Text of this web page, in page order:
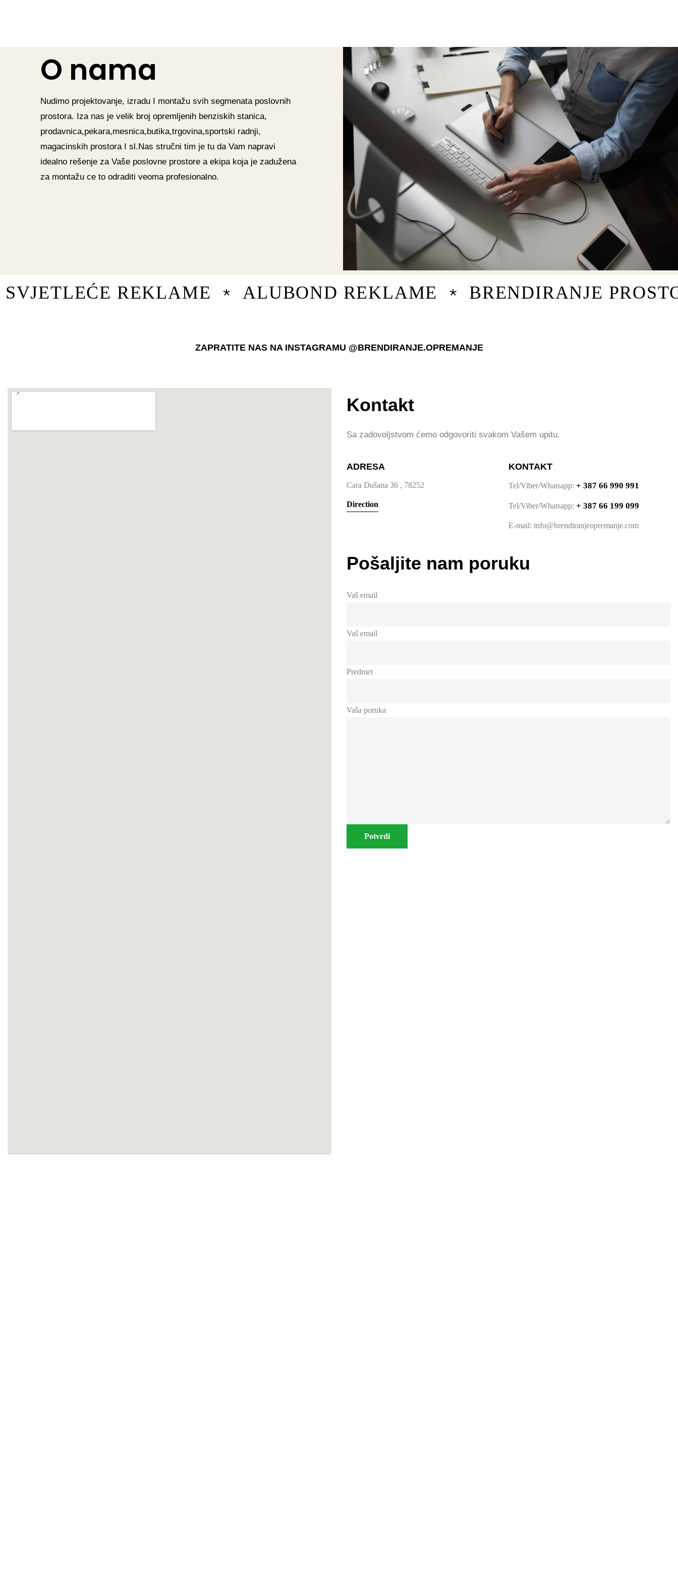
O nama
Nudimo projektovanje, izradu I montažu svih segmenata poslovnih
prostora. Iza nas je velik broj opremljenih benziskih stanica,
prodavnica,pekara,mesnica,butika,trgovina,sportski radnji,
magacinskih prostora I sl.Nas stručni tim je tu da Vam napravi
idealno rešenje za Vaše poslovne prostore a ekipa koja je zadužena
za montažu ce to odraditi veoma profesionalno.
SVJETLEĆE REKLAME ALUBOND REKLAME BRENDIRANJE
ZAPRATITE NAS NA INSTAGRAMU @BRENDIRANJE.OPREMANJE
Kontakt
Sa zadovoljstvom ćemo odgovoriti svakom Vašem upitu.
ADRESA
Cara Dušana 36 , 78252
Direction
KONTAKT
Tel/Viber/Whatsapp: + 387 66 990 991
Tel/Viber/Whatsapp: + 387 66 199 099
E-mail: info@brendiranjeopremanje.com
Pošaljite nam poruku
Vaš email
Vaš email
Predmet
Vaša poruka